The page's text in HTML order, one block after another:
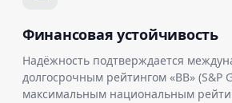
Финансовая устойчивость
Надёжность подтверждается
долгосрочным рейтингом «BB» (S&P
максимальным национальным